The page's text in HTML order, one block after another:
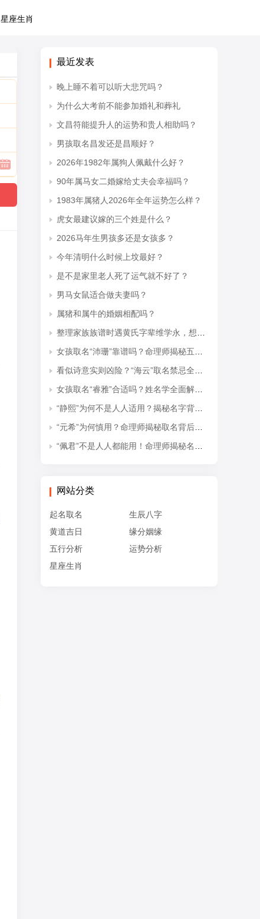
星座生肖
最近发表
晚上睡不着可以听大悲咒吗？
为什么大考前不能参加婚礼和葬礼
文昌符能提升人的运势和贵人相助吗？
男孩取名昌发还是昌顺好？
2026年1982年属狗人佩戴什么好？
90年属马女二婚嫁给丈夫会幸福吗？
1983年属猪人2026年全年运势怎么样？
虎女最建议嫁的三个姓是什么？
2026马年生男孩多还是女孩多？
今年清明什么时候上坟最好？
是不是家里老人死了运气就不好了？
男马女鼠适合做夫妻吗？
属猪和属牛的婚姻相配吗？
整理家族族谱时遇黄氏字辈维学永，想知道后续接续的是什么字辈？
女孩取名“沛珊”靠谱吗？命理师揭秘五行隐患与适配命格
看似诗意实则凶险？“海云”取名禁忌全解析
女孩取名“睿雅”合适吗？姓名学全面解读吉凶与禁忌
“静熙”为何不是人人适用？揭秘名字背后的五行失衡与命理隐患
“元希”为何慎用？命理师揭秘取名背后的五行忌讳
“佩君”不是人人都能用！命理师揭秘名字背后的五行杀局与取名禁忌
网站分类
起名取名
生辰八字
黄道吉日
缘分姻缘
五行分析
运势分析
星座生肖